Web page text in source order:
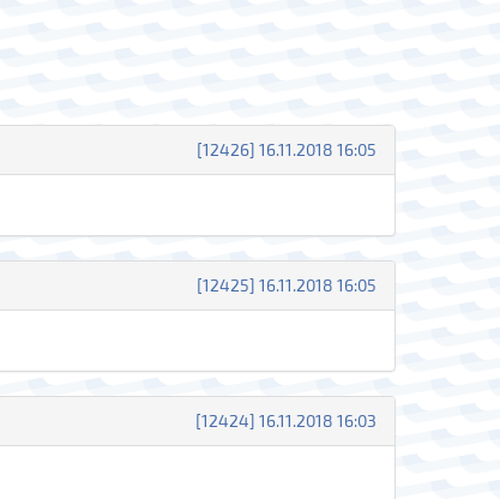
[12426] 16.11.2018 16:05
[12425] 16.11.2018 16:05
[12424] 16.11.2018 16:03